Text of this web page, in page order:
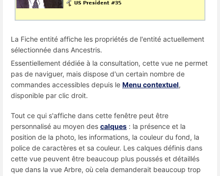
La Fiche entité affiche les propriétés de l'entité actuellement
sélectionnée dans Ancestris.
Essentiellement dédiée à la consultation, cette vue ne permet
pas de naviguer, mais dispose d'un certain nombre de
commandes accessibles depuis le Menu contextuel,
disponible par clic droit.
Tout ce qui s'affiche dans cette fenêtre peut être
personnalisé au moyen des calques : la présence et la
position de la photo, les informations, la couleur du fond, la
police de caractères et sa couleur. Les calques définis dans
cette vue peuvent être beaucoup plus poussés et détaillés
que dans la vue Arbre, où cela demanderait beaucoup trop